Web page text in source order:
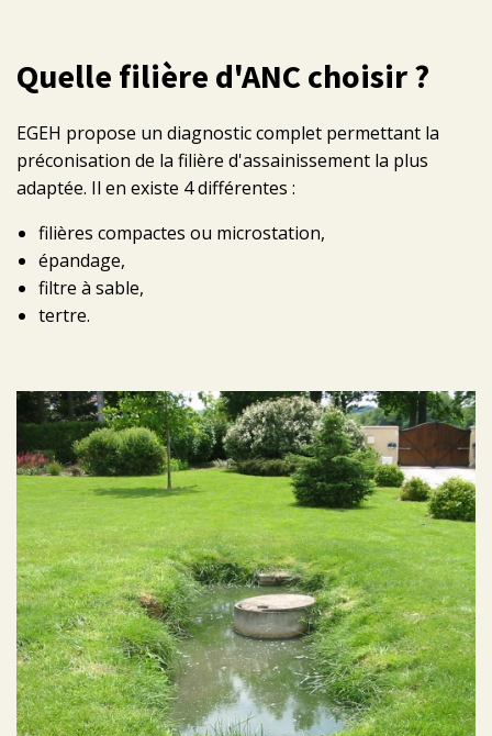
Quelle filière d'ANC choisir ?
EGEH propose un diagnostic complet permettant la
préconisation de la filière d'assainissement la plus
adaptée. Il en existe 4 différentes :
filières compactes ou microstation,
épandage,
filtre à sable,
tertre.